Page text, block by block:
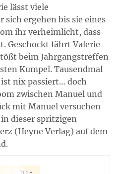
lässt viele
sich ergehen bis sie eines
ihr verheimlicht, dass
Geschockt fährt Valerie
beim Jahrgangstreffen
Kumpel. Tausendmal
nix passiert… doch
zwischen Manuel und
mit Manuel versuchen
dieser spritzigen
(Heyne Verlag) auf dem